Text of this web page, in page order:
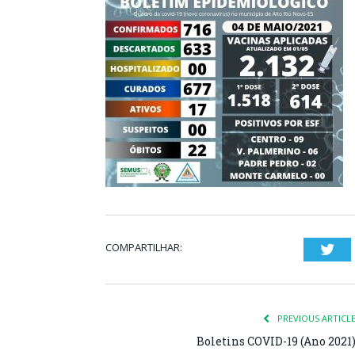
COMPARTILHAR:
PREVIOUS ARTICLE
Boletins COVID-19 (Ano 2021)